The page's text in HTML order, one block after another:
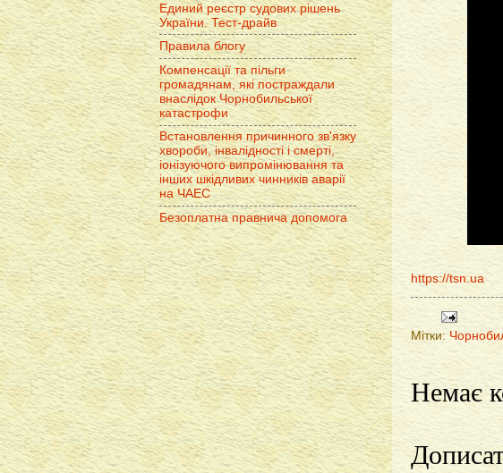
https://tsn.ua
Мітки:
Немає
Единий реєстр судових рішень
України. Тест-драйв
Правила блогу
Компенсації та пільги
громадянам, які постраждали
внаслідок Чорнобильської
катастрофи
Встановлення причинного зв'язку
хвороби, інвалідності і смерті,
іонізуючого випромінювання та
інших шкідливих чинників аварії
на ЧАЕС
Безоплатна правнича допомога